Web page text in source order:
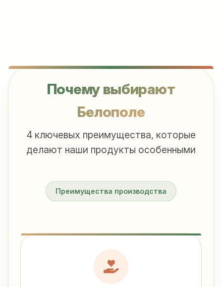
Почему выбирают
Белополе
4 ключевых преимущества, которые
делают наши продукты особенными
Преимущества производства